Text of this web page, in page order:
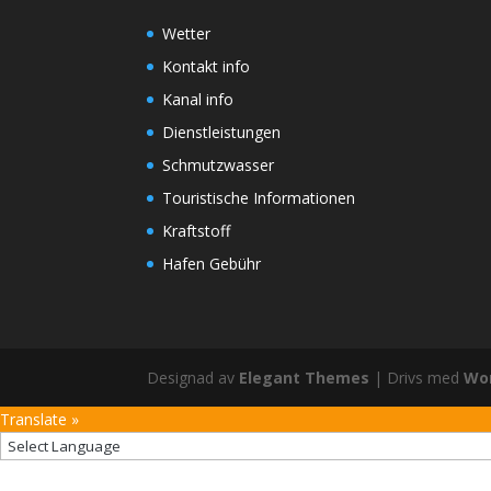
Wetter
Kontakt info
Kanal info
Dienstleistungen
Schmutzwasser
Touristische Informationen
Kraftstoff
Hafen Gebühr
Designad av Elegant Themes | Drivs med
Translate »